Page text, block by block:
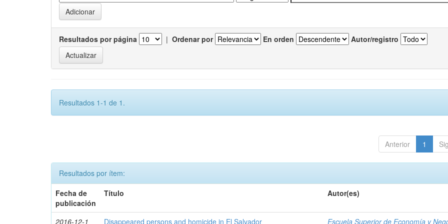
Resultados por página | Ordenar por En orden Autor/registro
Resultados 1-1 de 1.
Anterior 1
Resultados por ítem:
Fecha de
publicación
Título Autor(es)
2016-12-1 Disappeared persons and homicide in El Salvador Escuela Superior de Economía y